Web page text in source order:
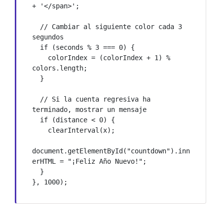
+ '</span>';
segundos
colors.length;
terminado, mostrar un mensaje
document.getElementById("countdown").inn
erHTML = "¡Feliz Año Nuevo!";